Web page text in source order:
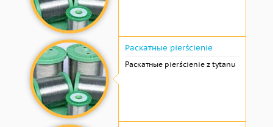
Раскатные pierścienie
Раскатные pierścienie z tytanu